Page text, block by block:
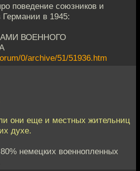
поведение союзников и
Германии в 1945:
ВОЕННОГО
0/archive/51/51936.htm
они еще и местных жительниц
духе.
немецких военнопленных